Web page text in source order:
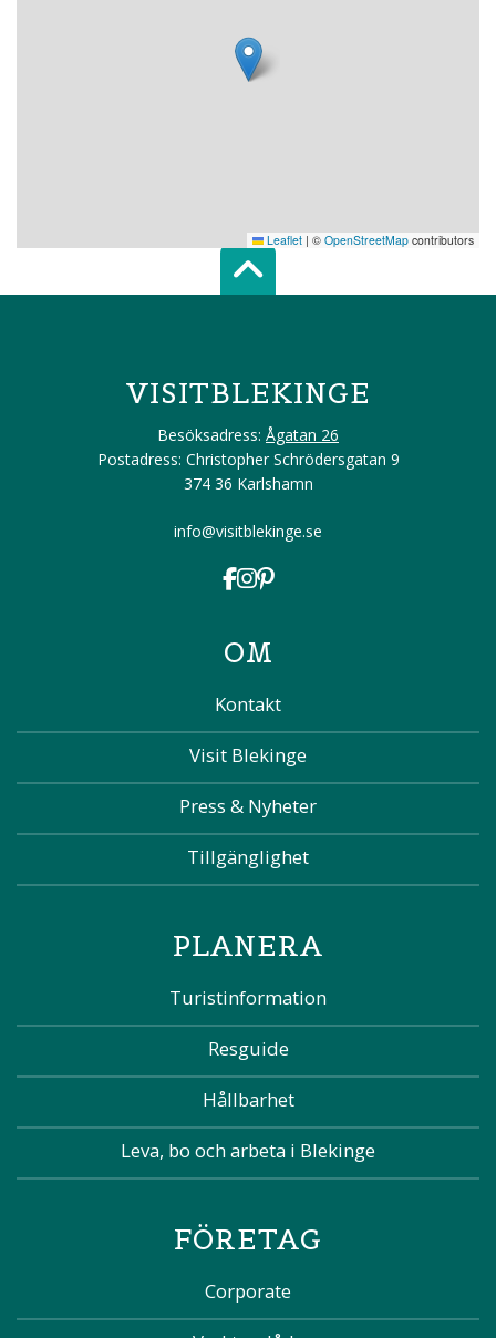
Leaflet | © OpenStreetMap contributors
Scroll top of
VISITBLEKINGE
Besöksadress: Ågatan 26
Postadress: Christopher Schrödersgatan 9
374 36 Karlshamn
info@visitblekinge.se
OM
Kontakt
Visit Blekinge
Press & Nyheter
Tillgänglighet
PLANERA
Turistinformation
Resguide
Hållbarhet
Leva, bo och arbeta i Blekinge
FÖRETAG
Corporate